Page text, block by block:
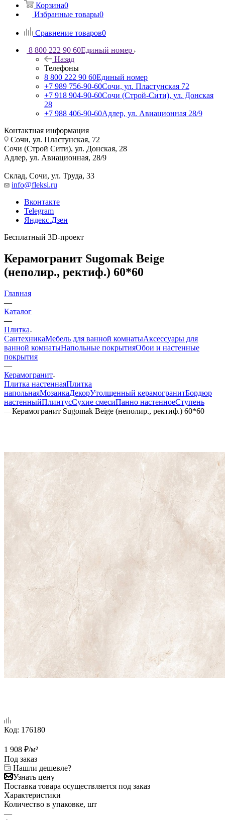
Корзина0
Избранные товары0
Сравнение товаров0
8 800 222 90 60Единый номер
Назад
Телефоны
8 800 222 90 60Единый номер
+7 989 756-90-60Сочи, ул. Пластунская 72
+7 918 904-90-60Сочи (Строй-Сити), ул. Донская
28
+7 988 406-90-60Адлер, ул. Авиационная 28/9
Контактная информация
Сочи, ул. Пластунская, 72
Сочи (Строй Сити), ул. Донская, 28
Адлер, ул. Авиационная, 28/9
Склад, Сочи, ул. Труда, 33
info@fleksi.ru
Вконтакте
Telegram
Яндекс.Дзен
Бесплатный 3D-проект
Керамогранит Sugomak Beige
(неполир., ректиф.) 60*60
Главная
—
Каталог
—
Плитка
СантехникаМебель для ванной комнатыАксессуары для
ванной комнатыНапольные покрытияОбои и настенные
покрытия
—
Керамогранит
Плитка настеннаяПлитка
напольнаяМозаикаДекорУтолщенный керамогранитБордюр
настенныйПлинтусСухие смесиПанно настенноеСтупень
—Керамогранит Sugomak Beige (неполир., ректиф.) 60*60
Код: 176180
1 908 ₽/м²
Под заказ
Нашли дешевле?
Узнать цену
Поставка товара осуществляется под заказ
Характеристики
Количество в упаковке, шт
—